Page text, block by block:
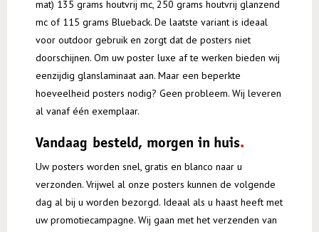
mat) 135 grams houtvrij mc, 250 grams houtvrij glanzend
mc of 115 grams Blueback. De laatste variant is ideaal
voor outdoor gebruik en zorgt dat de posters niet
doorschijnen. Om uw poster luxe af te werken bieden wij
eenzijdig glanslaminaat aan. Maar een beperkte
hoeveelheid posters nodig? Geen probleem. Wij leveren
al vanaf één exemplaar.
Vandaag besteld, morgen in huis
Uw posters worden snel, gratis en blanco naar u
verzonden. Vrijwel al onze posters kunnen de volgende
dag al bij u worden bezorgd. Ideaal als u haast heeft met
uw promotiecampagne. Wij gaan met het verzenden van